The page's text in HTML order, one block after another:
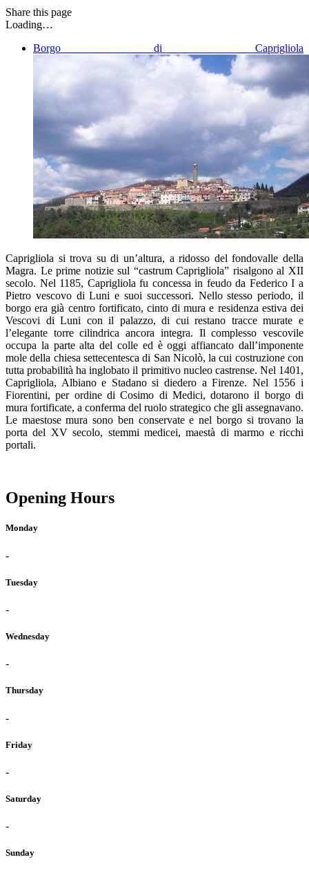
Share this page
Loading…
Borgo di Caprigliola
Caprigliola si trova su di un’altura, a ridosso del fondovalle della
Magra. Le prime notizie sul “castrum Caprigliola” risalgono al XII
secolo. Nel 1185, Caprigliola fu concessa in feudo da Federico I a
Pietro vescovo di Luni e suoi successori. Nello stesso periodo, il
borgo era già centro fortificato, cinto di mura e residenza estiva dei
Vescovi di Luni con il palazzo, di cui restano tracce murate e
l’elegante torre cilindrica ancora integra. Il complesso vescovile
occupa la parte alta del colle ed è oggi affiancato dall’imponente
mole della chiesa settecentesca di San Nicolò, la cui costruzione con
tutta probabilità ha inglobato il primitivo nucleo castrense. Nel 1401,
Caprigliola, Albiano e Stadano si diedero a Firenze. Nel 1556 i
Fiorentini, per ordine di Cosimo di Medici, dotarono il borgo di
mura fortificate, a conferma del ruolo strategico che gli assegnavano.
Le maestose mura sono ben conservate e nel borgo si trovano la
porta del XV secolo, stemmi medicei, maestà di marmo e ricchi
portali.
Opening Hours
Monday
-
Tuesday
-
Wednesday
-
Thursday
-
Friday
-
Saturday
-
Sunday